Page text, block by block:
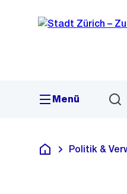
Navigation
Sprunglink
Menü
Deutsch
Politik &